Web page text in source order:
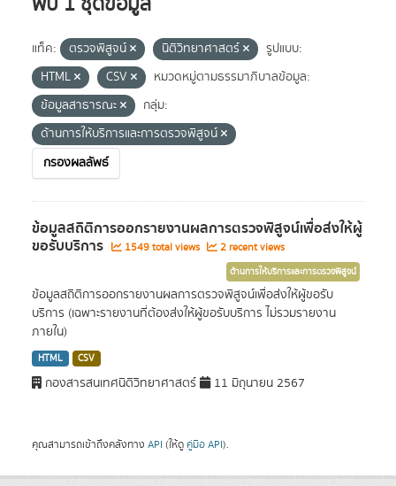
แท็ค: ตรวจพิสูจน์ นิติวิทยาศาสตร์
รูปแบบ:
HTML
CSV
หมวดหมู่ตามธรรมาภิบาลข้อมูล:
ข้อมูลสาธารณะ
กลุ่ม:
ด้านการให้บริการและการตรวจพิสูจน์
กรองผลลัพธ์
ข้อมูลสถิติการออกรายงานผลการตรวจพิสูจน์เพื่อส่งให้ผู้
ขอรับบริการ 1549 total views 2 recent views
ด้านการให้บริการและการตรวจพิสูจน์
ข้อมูลสถิติการออกรายงานผลการตรวจพิสูจน์เพื่อส่งให้ผู้ขอรับ
บริการ (เฉพาะรายงานที่ต้องส่งให้ผู้ขอรับบริการ ไม่รวมรายงาน
ภายใน)
HTML CSV
กองสารสนเทศนิติวิทยาศาสตร์ 11 มิถุนายน 2567
คุณสามารถเข้าถึงคลังทาง API (ให้ดู คู่มือ API).